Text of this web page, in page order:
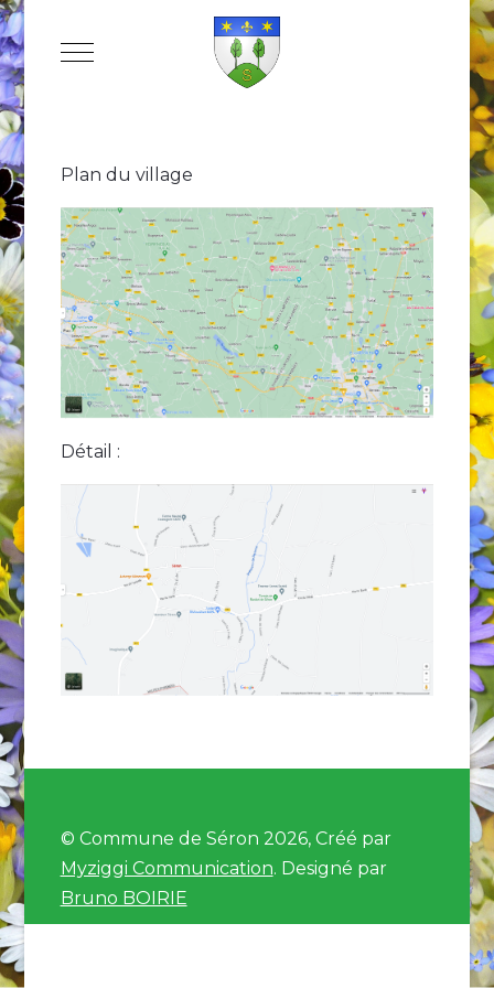
Mobile Menu Toggle
Plan du village
Détail :
© Commune de Séron 2026, Créé par
Myziggi Communication. Designé par
Bruno BOIRIE